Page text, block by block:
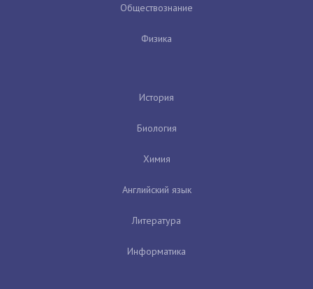
Обществознание
Физика
История
Биология
Химия
Английский язык
Литература
Информатика